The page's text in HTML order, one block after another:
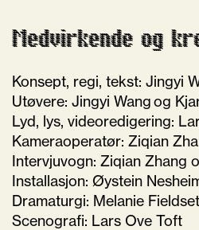
Medvirkende og
Konsept, regi, tekst: Jingyi
Utøvere: Jingyi Wangog
Lyd, lys, videoredigering:
Kameraoperatør: Ziqian
Intervjuvogn: Ziqian Zhang
Installasjon: Øystein
Dramaturgi: Melanie
Scenografi: Lars Ove Toft